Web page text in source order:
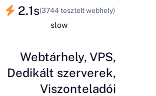
2.1s(3744 tesztelt webhely)
slow
Webtárhely, VPS,
Dedikált szerverek,
Viszonteladói